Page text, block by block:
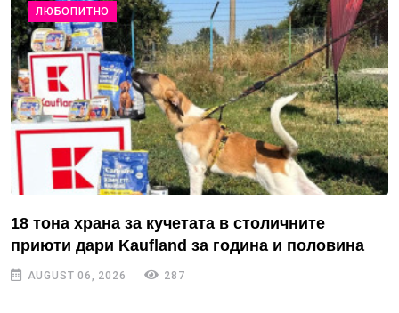
ЛЮБОПИТНО
18 тона храна за кучетата в столичните
приюти дари Kaufland за година и половина
AUGUST 06, 2026 287